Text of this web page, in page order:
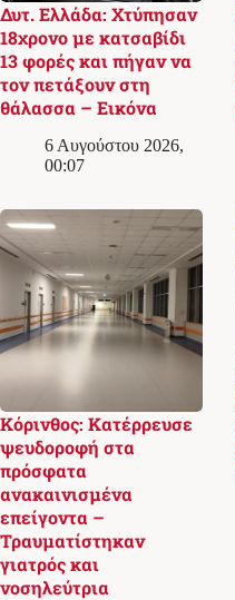
Δυτ. Ελλάδα: Χτύπησαν
18χρονο με κατσαβίδι
13 φορές και πήγαν να
τον πετάξουν στη
θάλασσα – Εικόνα
6 Αυγούστου 2026,
00:07
Κόρινθος: Κατέρρευσε
ψευδοροφή στα
πρόσφατα
ανακαινισμένα
επείγοντα –
Τραυματίστηκαν
γιατρός και
νοσηλεύτρια